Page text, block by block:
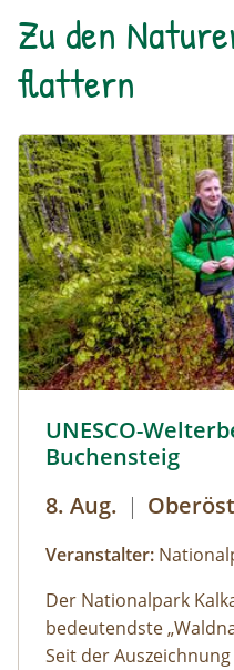
Zu den
flattern
UNESCO-
Buchensteig
8. Aug. |
Veranstalter:
Der Nationalpark
bedeutendste
Seit der Auszeichnung